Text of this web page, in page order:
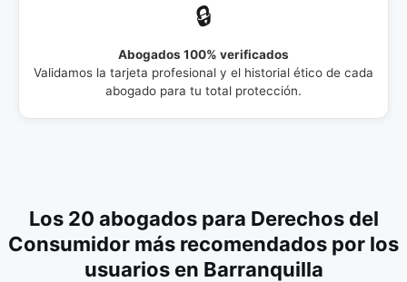
🔒
Abogados 100% verificados
Validamos la tarjeta profesional y el historial ético de cada
abogado para tu total protección.
Los 20 abogados para Derechos del
Consumidor más recomendados por los
usuarios en Barranquilla